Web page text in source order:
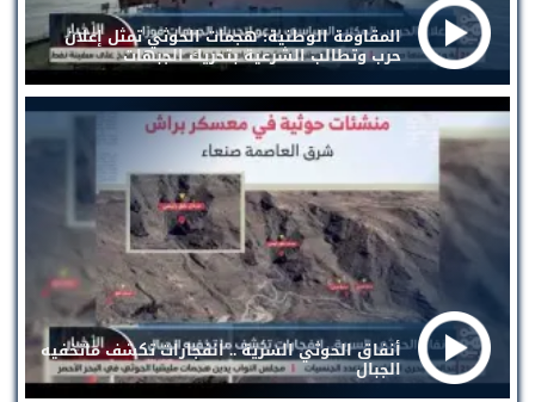
المقاومة الوطنية: هجمات الحوثي تمثل إعلان
حرب وتطالب الشرعية بتحريك الجبهات
أنفاق الحوثي السرية .. انفجارات تكشف ماتخفيه
الجبال